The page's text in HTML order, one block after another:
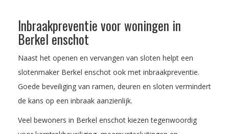
Inbraakpreventie voor woningen in
Berkel enschot
Naast het openen en vervangen van sloten helpt een
slotenmaker Berkel enschot ook met inbraakpreventie.
Goede beveiliging van ramen, deuren en sloten vermindert
de kans op een inbraak aanzienlijk.
Veel bewoners in Berkel enschot kiezen tegenwoordig